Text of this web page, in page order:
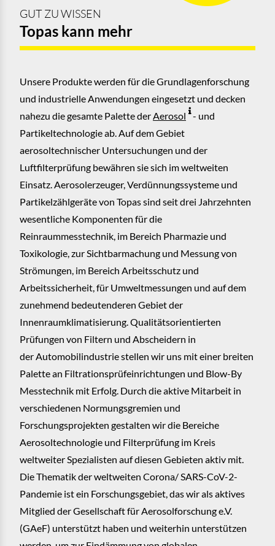
GUT ZU WISSEN
Topas kann mehr
Unsere Produkte werden für die Grundlagenforschung
und industrielle Anwendungen eingesetzt und decken
nahezu die gesamte Palette derAerosol
- und
Partikeltechnologie ab. Auf dem Gebiet
aerosoltechnischer Untersuchungen und der
Luftfilterprüfung bewähren sie sich im weltweiten
Einsatz. Aerosolerzeuger, Verdünnungssysteme und
Partikelzählgeräte von Topas sind seit drei Jahrzehnten
wesentliche Komponenten für die
Reinraummesstechnik, im Bereich Pharmazie und
Toxikologie, zur Sichtbarmachung und Messung von
Strömungen, im Bereich Arbeitsschutz und
Arbeitssicherheit, für Umweltmessungen und auf dem
zunehmend bedeutenderen Gebiet der
Innenraumklimatisierung. Qualitätsorientierten
Prüfungen von Filtern und Abscheidern in
der Automobilindustrie stellen wir uns mit einer breiten
Palette an Filtrationsprüfeinrichtungen und Blow-By
Messtechnik mit Erfolg. Durch die aktive Mitarbeit in
verschiedenen Normungsgremien und
Forschungsprojekten gestalten wir die Bereiche
Aerosoltechnologie und Filterprüfung im Kreis
weltweiter Spezialisten auf diesen Gebieten aktiv mit.
Die Thematik der weltweiten Corona/ SARS-CoV-2-
Pandemie ist ein Forschungsgebiet, das wir als aktives
Mitglied der Gesellschaft für Aerosolforschung e.V.
(GAeF) unterstützt haben und weiterhin unterstützen